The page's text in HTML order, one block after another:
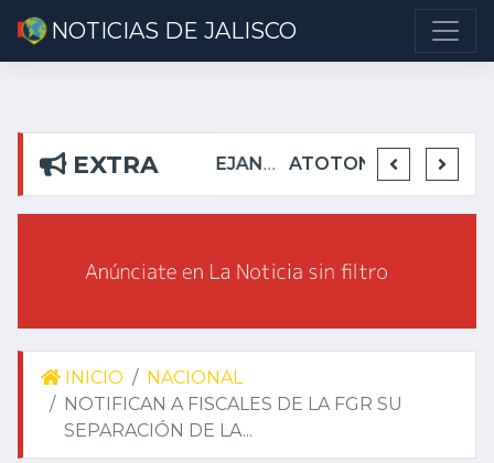
NOTICIAS DE JALISCO
EXTRA
DETIENEN EN TEUCHITLÁN A PRESUNTOS INTEGRANTES DE GRUPO DELICTIVO ATOTONILQUILLO INSEGURO Y AL VIRREY NO LE IMPORTA
INICIO
NACIONAL
NOTIFICAN A FISCALES DE LA FGR SU
SEPARACIÓN DE LA...